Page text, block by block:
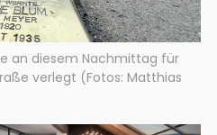
an diesem Nachmittag für
verlegt (Fotos: Matthias